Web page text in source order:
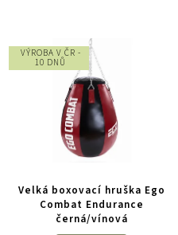
VÝROBA V ČR -
10 DNŮ
Velká boxovací hruška Ego
Combat Endurance
černá/vínová